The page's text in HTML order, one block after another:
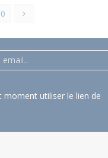
moment utiliser le lien de